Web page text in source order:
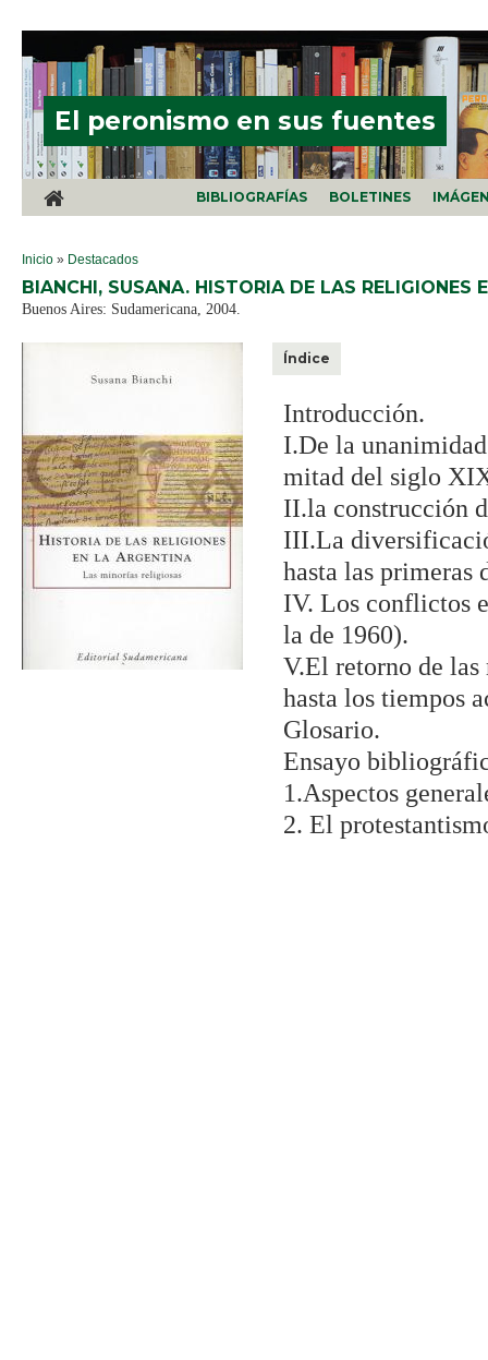
El peronismo en sus fuentes
BIBLIOGRAFÍAS BOLETINES
SE ENCUENTRA USTED AQUÍ
Inicio » Destacados
BIANCHI, SUSANA. HISTORIA DE LAS RELIGIONES
Buenos Aires: Sudamericana, 2004.
Índice
Introducción.
I.De la
mitad del siglo
II.la construcción
III.La
hasta las primeras
IV. Los conflictos
la de 1960).
V.El retorno de
hasta los tiempos
Glosario.
Ensayo
1.Aspectos
2. El